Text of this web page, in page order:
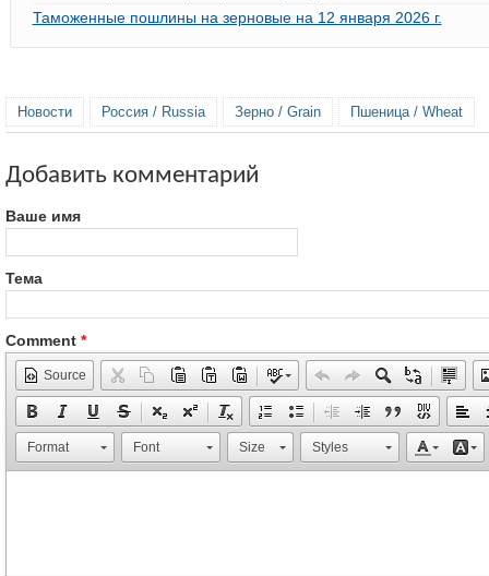
Таможенные пошлины на зерновые на 12 января 2026 г.
Новости Россия / Russia Зерно / Grain Пшеница / Wheat
Добавить комментарий
Ваше имя
Тема
Comment *
Source
Format Font Size Styles